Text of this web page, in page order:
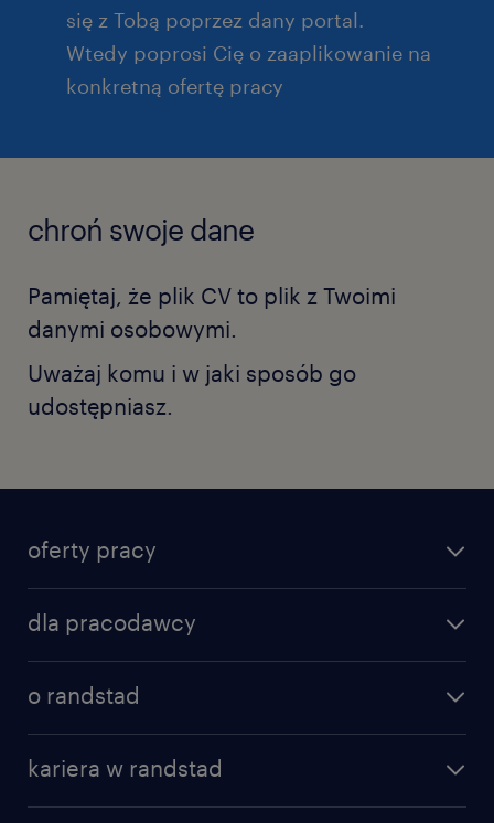
się z Tobą poprzez dany portal.
Wtedy poprosi Cię o zaaplikowanie na
konkretną ofertę pracy
chroń swoje dane
Pamiętaj, że plik CV to plik z Twoimi
danymi osobowymi.
Uważaj komu i w jaki sposób go
udostępniasz.
oferty pracy
dla pracodawcy
o randstad
kariera w randstad